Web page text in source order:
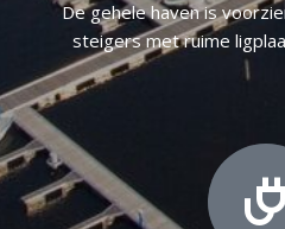
De gehele haven is
steigers met ruime